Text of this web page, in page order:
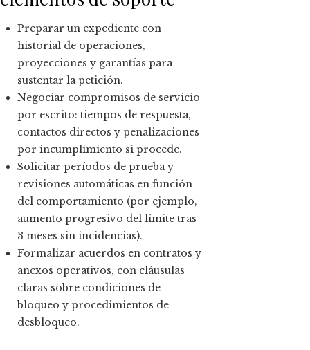
Preparar un expediente con
historial de operaciones,
proyecciones y garantías para
sustentar la petición.
Negociar compromisos de servicio
por escrito: tiempos de respuesta,
contactos directos y penalizaciones
por incumplimiento si procede.
Solicitar períodos de prueba y
revisiones automáticas en función
del comportamiento (por ejemplo,
aumento progresivo del límite tras
3 meses sin incidencias).
Formalizar acuerdos en contratos y
anexos operativos, con cláusulas
claras sobre condiciones de
bloqueo y procedimientos de
desbloqueo.